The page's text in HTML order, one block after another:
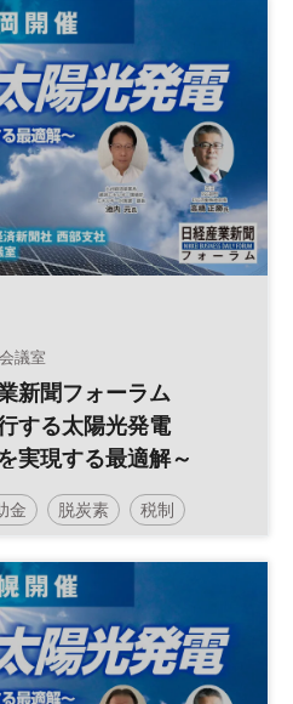
議室
新聞フォーラム
する太陽光発電
実現する最適解～
金 脱炭素 税制
ルギー 参加無料